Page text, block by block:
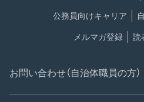
公務員向けキャリア
メルマガ登録 読
お問い合わせ（自治体職員の方）